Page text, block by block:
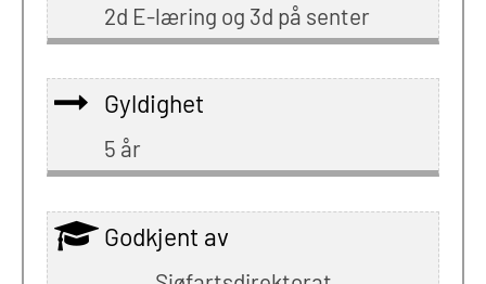
2d E-læring og 3d på senter
Gyldighet
5 år
Godkjent av